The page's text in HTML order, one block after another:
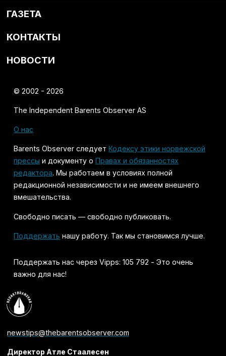
ГАЗЕТА
КОНТАКТЫ
НОВОСТИ
© 2002 - 2026
The Independent Barents Observer AS
О нас
Barents Observer следуетКодексу этики норвежской
прессы и документу оПравах и обязанностях
редактора. Мы работаем в условиях полной
редакционной независимости и не имеем внешнего
вмешательства.
Свободно писать — свободно публиковать.
Поддержать нашу работу. Так мы становимся лучше.
Поддержать нас через Vipps: 105 792 - Это очень
важно для нас!
newstips@thebarentsobserver.com
Директор Атле Стаалесен